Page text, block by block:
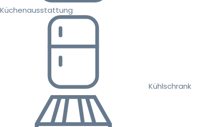
Küchenausstattung
Kühlschrank